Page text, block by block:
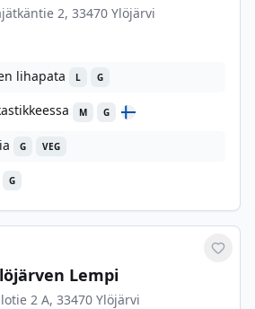
2, 33470 Ylöjärvi
lihapata
L G
M G
G VEG
G
Lempi
2 A, 33470 Ylöjärvi